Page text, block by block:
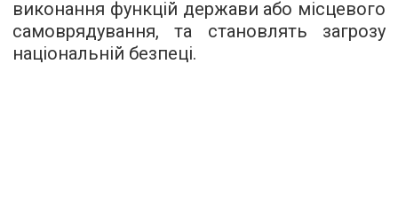
виконання функцій держави або місцевого
самоврядування, та становлять загрозу
національній безпеці.